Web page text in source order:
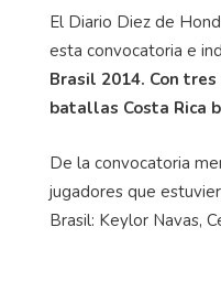
El Diario Diez de
esta convocatoria e
Brasil 2014. Con
batallas Costa Rica
De la convocatoria
jugadores que
Brasil: Keylor Navas,